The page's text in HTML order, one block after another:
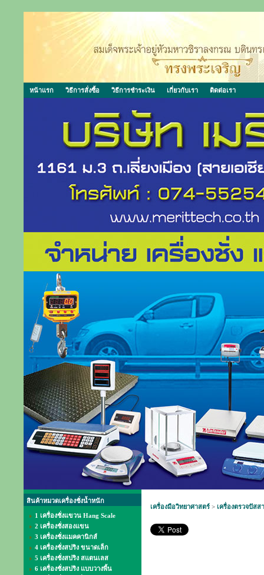
หน้าแรก วิธีการสั่งซื้อ วิธีการชำระเงิน เกี่ยวกับเรา ติดต่อเรา
สินค้าหมวดเครื่องชั่งน้ำหนัก
1 เครื่องชั่งแขวน Hang Scale
2 เครื่องชั่งสองแขน
3 เครื่องชั่งแมคคานิกส์
4 เครื่องชั่งสปริง ขนาดเล็ก
5 เครื่องชั่งสปริง สแตนเลส
6 เครื่องชั่งสปริง แบบวางพื้น
เครื่องมือวิทยาศาสตร์ > เครื่องตรวจปัสส